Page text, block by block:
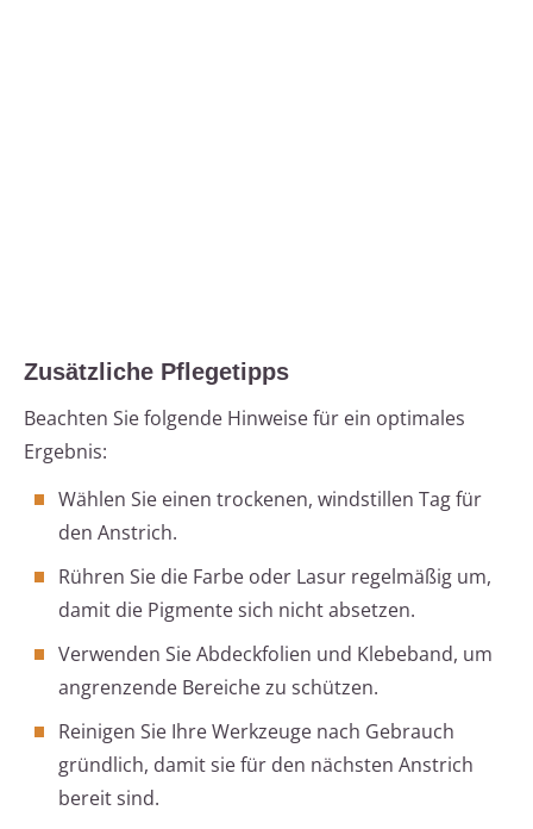
Zusätzliche Pflegetipps
Beachten Sie folgende Hinweise für ein optimales
Ergebnis:
Wählen Sie einen trockenen, windstillen Tag für
den Anstrich.
Rühren Sie die Farbe oder Lasur regelmäßig um,
damit die Pigmente sich nicht absetzen.
Verwenden Sie Abdeckfolien und Klebeband, um
angrenzende Bereiche zu schützen.
Reinigen Sie Ihre Werkzeuge nach Gebrauch
gründlich, damit sie für den nächsten Anstrich
bereit sind.